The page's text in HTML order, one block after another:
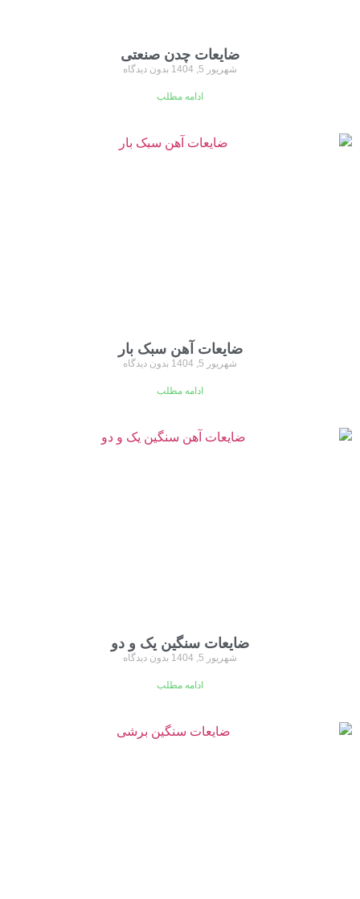
ضایعات چدن صنعتی
شهریور 5, 1404 بدون دیدگاه
ادامه مطلب
ضایعات آهن سبک بار
شهریور 5, 1404 بدون دیدگاه
ادامه مطلب
ضایعات سنگین یک و دو
شهریور 5, 1404 بدون دیدگاه
ادامه مطلب